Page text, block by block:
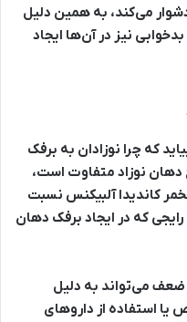
می‌کند، به همین دلیل
نیز در آن‌ها ایجاد
که چرا نوزادان به برفک
دهان نوزاد متفاوت است،
کاندیدا آلبیکنس نسبت
که در ایجاد برفک دهان
ضعف می‌تواند به دلیل
یا استفاده از داروهای